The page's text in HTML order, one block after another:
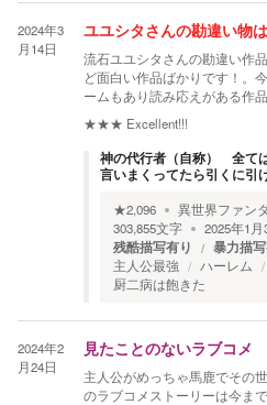
2024年3
月14日
ユユシタさんの勘違い物
流石ユユシタさんの勘違い作
ど面白い作品ばかりです！。
ームもあり読み応えがある作品
★★★ Excellent!!!
神の代行者（自称） 全て
言いまくってたら引くに引
★2,096 異世界ファン
303,855文字 2025年1月
残酷描写有り 暴力描
主人公最強 ハーレム
厨二病は飽きた
2024年2
月24日
見たことのないラブコメ
主人公がめっちゃ馬鹿でその
のラブコメストーリーは今ま